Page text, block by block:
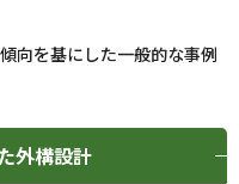
向を基にした一般的な事例
外構設計